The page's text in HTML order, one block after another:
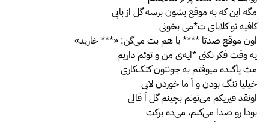
مگه این که به موقع بشون برسه گل از بابی
کافیه تو کلابای ت*می بخونی
‫اون موقع صدتا **** با هم بت می‌گن: «*** خارید»
یه وقت فکر نکنی *ایه‌ی من و توئم داریم
مث پاگنده میوفتم به جونتون کتک‌کاری
خیلیا تنگ بودن و اَ ما خوردن لایی
اونقد فیریکم می‌تونم بچینم گل اَ قالی
بودا رو صدا می‌کنم، می‌ده برکت